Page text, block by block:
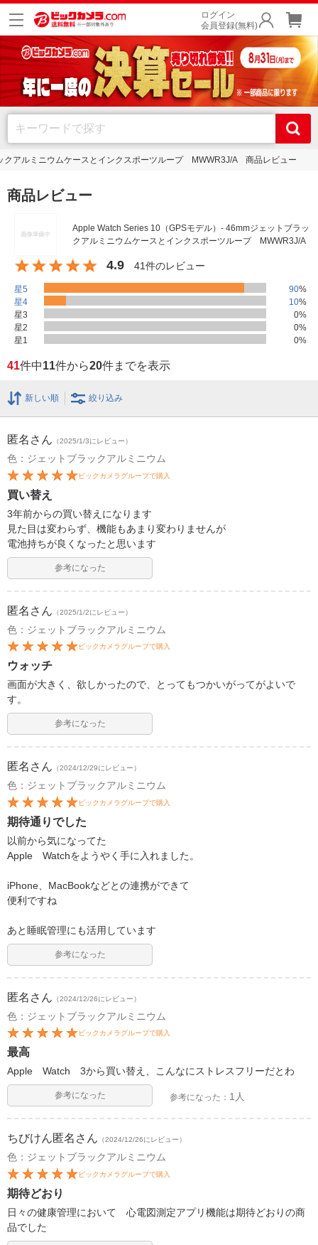
ログイン
会員登録(無料)
クアルミニウムケースとインクスポーツループ MWWR3J/A 商品レビュー
商品レビュー
Apple Watch Series 10（GPSモデル）- 46mmジェットブラッ
クアルミニウムケースとインクスポーツループ MWWR3J/A
4.9 41件のレビュー
星5 90%
星4
10%
星3
0%
星2
0%
星1
0%
41件中11件から20件までを表示
新しい順 絞り込み
匿名 さん （2025/1/3にレビュー）
色：ジェットブラックアルミニウム
ビックカメラグループで購入
買い替え
3年前からの買い替えになります
見た目は変わらず、機能もあまり変わりませんが
電池持ちが良くなったと思います
参考になった
匿名 さん （2025/1/2にレビュー）
色：ジェットブラックアルミニウム
ビックカメラグループで購入
ウォッチ
画面が大きく、欲しかったので、とってもつかいがってがよいで
す。
参考になった
匿名 さん （2024/12/29にレビュー）
色：ジェットブラックアルミニウム
ビックカメラグループで購入
期待通りでした
以前から気になってた
Apple Watchをようやく手に入れました。
iPhone、MacBookなどとの連携ができて
便利ですね
あと睡眠管理にも活用しています
参考になった
匿名 さん （2024/12/26にレビュー）
色：ジェットブラックアルミニウム
ビックカメラグループで購入
最高
Apple Watch 3から買い替え、こんなにストレスフリーだとわ
参考になった 参考になった： 1人
ちびけん匿名 さん （2024/12/26にレビュー）
色：ジェットブラックアルミニウム
ビックカメラグループで購入
期待どおり
日々の健康管理において 心電図測定アプリ機能は期待どおりの商
品でした